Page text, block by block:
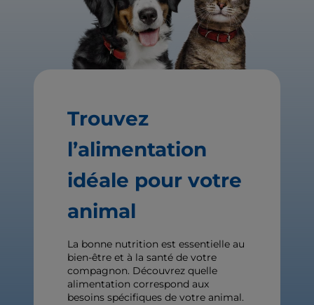
Trouvez
l’alimentation
idéale pour votre
animal
La bonne nutrition est essentielle au
bien-être et à la santé de votre
compagnon. Découvrez quelle
alimentation correspond aux
besoins spécifiques de votre animal.